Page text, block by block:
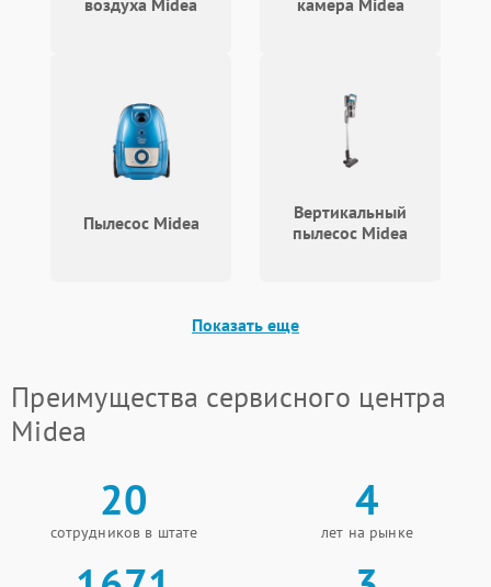
воздуха Midea
камера Midea
Пылесос Midea
Вертикальный
пылесос Midea
Показать еще
Преимущества сервисного центра
Midea
20
сотрудников в штате
4
лет на рынке